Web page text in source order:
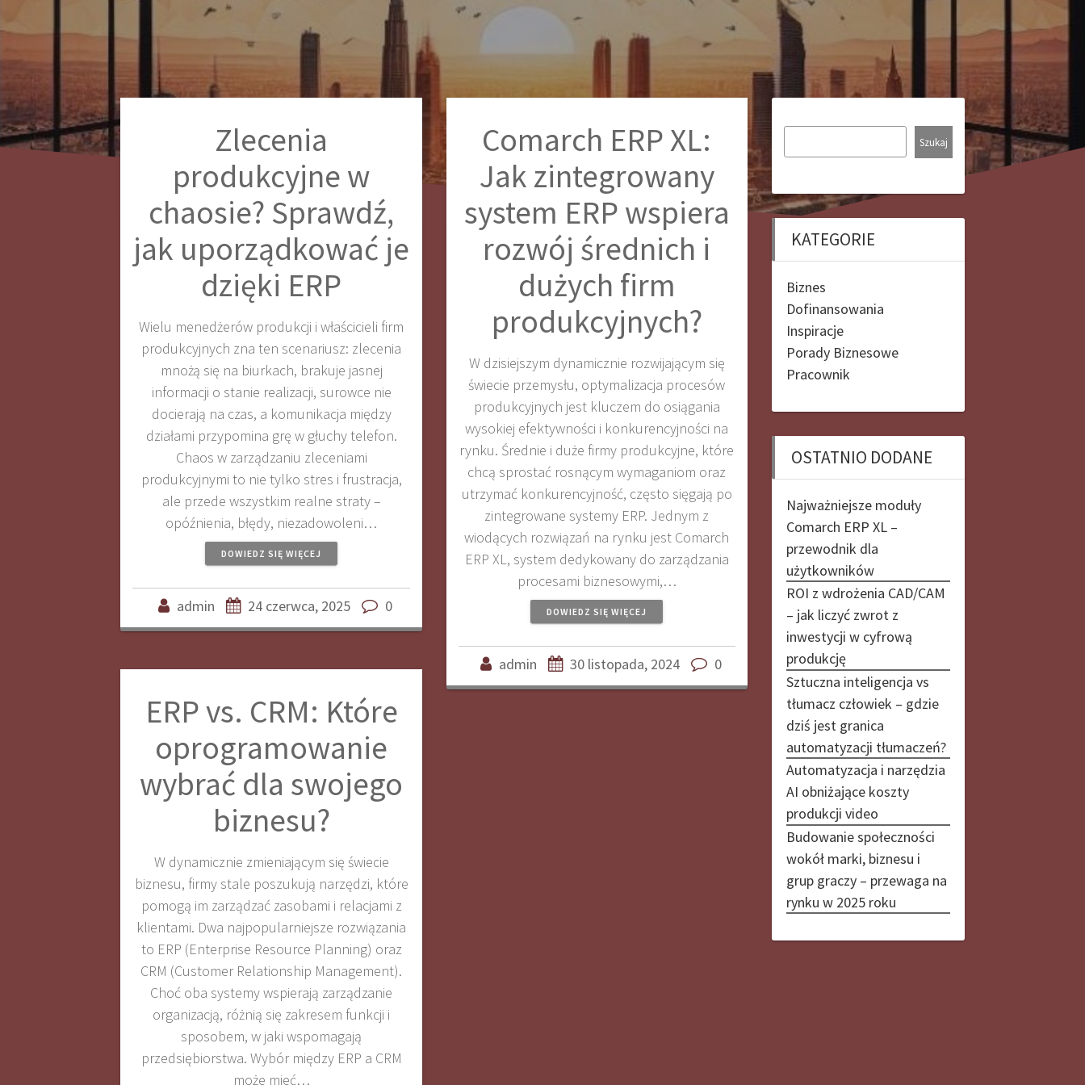
Zlecenia
produkcyjne w
chaosie? Sprawdź,
jak uporządkować je
dzięki ERP
Wielu menedżerów produkcji i właścicieli firm
produkcyjnych zna ten scenariusz: zlecenia
mnożą się na biurkach, brakuje jasnej
informacji o stanie realizacji, surowce nie
docierają na czas, a komunikacja między
działami przypomina grę w głuchy telefon.
Chaos w zarządzaniu zleceniami
produkcyjnymi to nie tylko stres i frustracja,
ale przede wszystkim realne straty –
opóźnienia, błędy, niezadowoleni…
DOWIEDZ SIĘ WIĘCEJ
admin 24 czerwca, 2025 0
Comarch ERP XL:
Jak zintegrowany
system ERP wspiera
rozwój średnich i
dużych firm
produkcyjnych?
W dzisiejszym dynamicznie rozwijającym się
świecie przemysłu, optymalizacja procesów
produkcyjnych jest kluczem do osiągania
wysokiej efektywności i konkurencyjności na
rynku. Średnie i duże firmy produkcyjne, które
chcą sprostać rosnącym wymaganiom oraz
utrzymać konkurencyjność, często sięgają po
zintegrowane systemy ERP. Jednym z
wiodących rozwiązań na rynku jest Comarch
ERP XL, system dedykowany do zarządzania
procesami biznesowymi,…
DOWIEDZ SIĘ WIĘCEJ
admin 30 listopada, 2024 0
ERP vs. CRM: Które
oprogramowanie
wybrać dla swojego
biznesu?
W dynamicznie zmieniającym się świecie
biznesu, firmy stale poszukują narzędzi, które
pomogą im zarządzać zasobami i relacjami z
klientami. Dwa najpopularniejsze rozwiązania
to ERP (Enterprise Resource Planning) oraz
CRM (Customer Relationship Management).
Choć oba systemy wspierają zarządzanie
organizacją, różnią się zakresem funkcji i
sposobem, w jaki wspomagają
przedsiębiorstwa. Wybór między ERP a CRM
może mieć…
Szukaj
KATEGORIE
Biznes
Dofinansowania
Inspiracje
Porady Biznesowe
Pracownik
OSTATNIO DODANE
Najważniejsze moduły
Comarch ERP XL –
przewodnik dla
użytkowników
ROI z wdrożenia CAD/CAM
– jak liczyć zwrot z
inwestycji w cyfrową
produkcję
Sztuczna inteligencja vs
tłumacz człowiek – gdzie
dziś jest granica
automatyzacji tłumaczeń?
Automatyzacja i narzędzia
AI obniżające koszty
produkcji video
Budowanie społeczności
wokół marki, biznesu i
grup graczy – przewaga na
rynku w 2025 roku